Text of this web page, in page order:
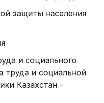
защиты населения
и социального
труда и социальной
Казахстан -